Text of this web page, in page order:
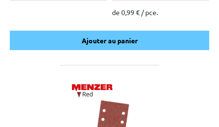
de 0,99 € / pce.
Ajouter au panier
Ajouter au panier